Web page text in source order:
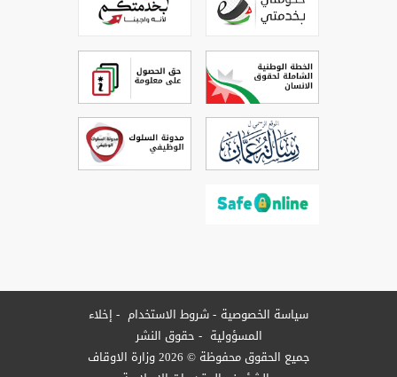
سياسة الخصوصية شروط الاستخدام
إخلاء
المسؤولية
حقوق النشر
جميع الحقوق محفوظة © 2026 وزارة الاوقاف